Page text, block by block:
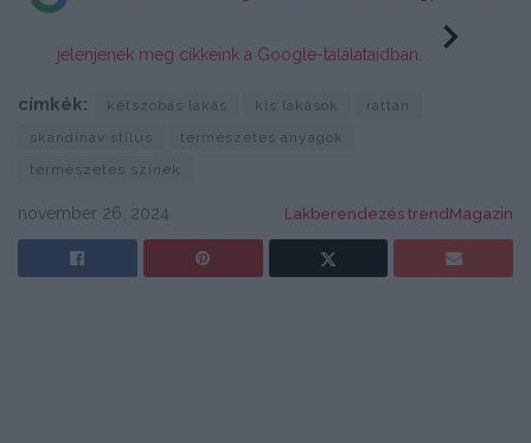
jelenjenek meg cikkeink a Google-találataidban.
címkék: kétszobás lakás kis lakások
rattan
skandináv stílus
természetes anyagok
természetes színek
november 26, 2024 Lakberendezés trendMagazin